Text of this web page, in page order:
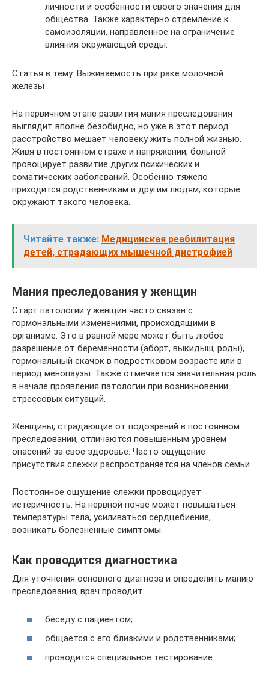
личности и особенности своего значения для
общества. Также характерно стремление к
самоизоляции, направленное на ограничение
влияния окружающей среды.
Статья в тему: Выживаемость при раке молочной
железы
На первичном этапе развития мания преследования
выглядит вполне безобидно, но уже в этот период
расстройство мешает человеку жить полной жизнью.
Живя в постоянном страхе и напряжении, больной
провоцирует развитие других психических и
соматических заболеваний. Особенно тяжело
приходится родственникам и другим людям, которые
окружают такого человека.
Читайте также: Медицинская реабилитация
детей, страдающих мышечной дистрофией
Мания преследования у женщин
Старт патологии у женщин часто связан с
гормональными изменениями, происходящими в
организме. Это в равной мере может быть любое
разрешение от беременности (аборт, выкидыш, роды),
гормональный скачок в подростковом возрасте или в
период менопаузы. Также отмечается значительная роль
в начале проявления патологии при возникновении
стрессовых ситуаций.
Женщины, страдающие от подозрений в постоянном
преследовании, отличаются повышенным уровнем
опасений за свое здоровье. Часто ощущение
присутствия слежки распространяется на членов семьи.
Постоянное ощущение слежки провоцирует
истеричность. На нервной почве может повышаться
температуры тела, усиливаться сердцебиение,
возникать болезненные симптомы.
Как проводится диагностика
Для уточнения основного диагноза и определить манию
преследования, врач проводит:
беседу с пациентом;
общается с его близкими и родственниками;
проводится специальное тестирование.